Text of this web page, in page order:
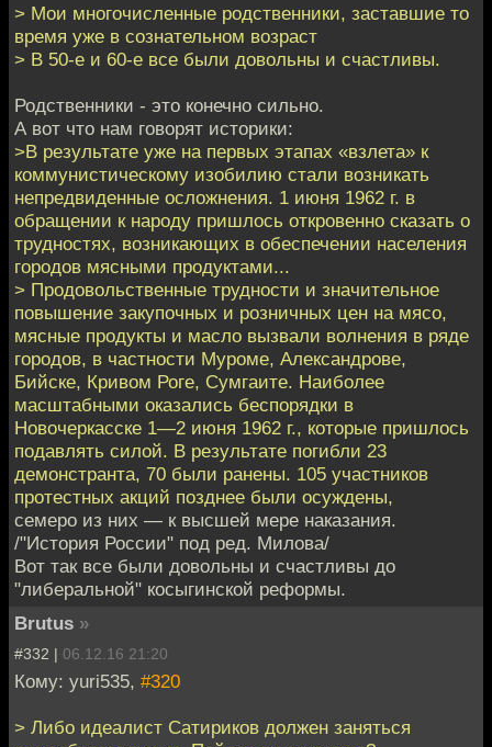
> Мои многочисленные родственники, заставшие то
время уже в сознательном возраст
> В 50-е и 60-е все были довольны и счастливы.
Родственники - это конечно сильно.
А вот что нам говорят историки:
>В результате уже на первых этапах «взлета» к
коммунистическому изобилию стали возникать
непредвиденные осложнения. 1 июня 1962 г. в
обращении к народу пришлось откровенно сказать о
трудностях, возникающих в обеспечении населения
городов мясными продуктами...
> Продовольственные трудности и значительное
повышение закупочных и розничных цен на мясо,
мясные продукты и масло вызвали волнения в ряде
городов, в частности Муроме, Александрове,
Бийске, Кривом Роге, Сумгаите. Наиболее
масштабными оказались беспорядки в
Новочеркасске 1—2 июня 1962 г., которые пришлось
подавлять силой. В результате погибли 23
демонстранта, 70 были ранены. 105 участников
протестных акций позднее были осуждены,
семеро из них — к высшей мере наказания.
/"История России" под ред. Милова/
Вот так все были довольны и счастливы до
"либеральной" косыгинской реформы.
Brutus »
#332 | 06.12.16 21:20
Кому: yuri535, #320
> Либо идеалист Сатириков должен заняться